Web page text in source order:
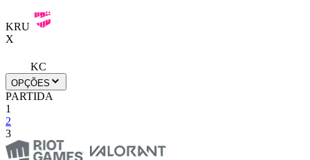
KRU
X
KC
OPÇÕES
PARTIDA
1
2
3